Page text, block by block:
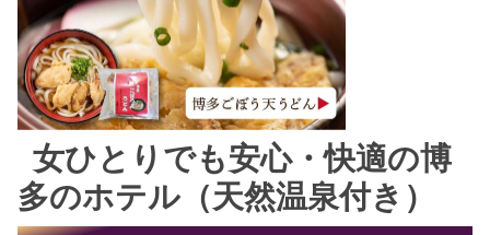
女ひとりでも安心・快適の博
多のホテル（天然温泉付き）